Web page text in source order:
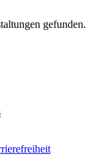
gefunden.